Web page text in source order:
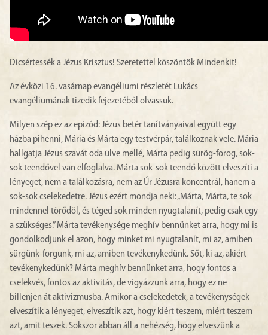
Dicsértessék a Jézus Krisztus! Szeretettel köszöntök Mindenkit!
Az évközi 16. vasárnap evangéliumi részletét Lukács
evangéliumának tizedik fejezetéből olvassuk.
Milyen szép ez az epizód: Jézus betér tanítványaival együtt egy
házba pihenni, Mária és Márta egy testvérpár, találkoznak vele. Mária
hallgatja Jézus szavát oda ülve mellé, Márta pedig sürög-forog, sok-
sok teendővel van elfoglalva. Márta sok-sok teendő között elveszíti a
lényeget, nem a találkozásra, nem az Úr Jézusra koncentrál, hanem a
sok-sok cselekedetre. Jézus ezért mondja neki: „Márta, Márta, te sok
mindennel törődöl, és téged sok minden nyugtalanít, pedig csak egy
a szükséges.” Márta tevékenysége meghív bennünket arra, hogy mi is
gondolkodjunk el azon, hogy minket mi nyugtalanít, mi az, amiben
sürgünk-forgunk, mi az, amiben tevékenykedünk. Sőt, ki az, akiért
tevékenykedünk? Márta meghív bennünket arra, hogy fontos a
cselekvés, fontos az aktivitás, de vigyázzunk arra, hogy ez ne
billenjen át aktivizmusba. Amikor a cselekedetek, a tevékenységek
elveszítik a lényeget, elveszítik azt, hogy kiért teszem, miért teszem
azt, amit teszek. Sokszor abban áll a nehézség, hogy elveszünk a